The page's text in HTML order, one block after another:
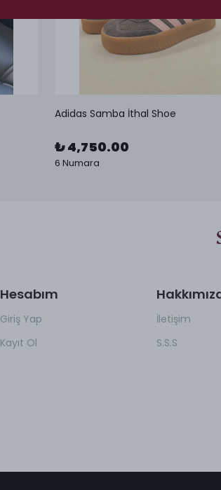
Adidas Samba İthal Shoe
₺ 4,750.00
6 Numara
Hesabım
Giriş Yap
Kayıt Ol
İletişim
S.S.S